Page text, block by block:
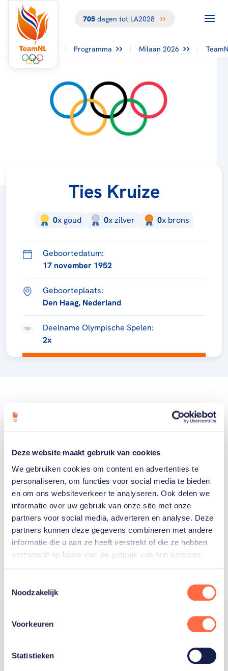
Deze website maakt gebruik van cookies
We gebruiken cookies om content en advertenties te
personaliseren, om functies voor social media te bieden
en om ons websiteverkeer te analyseren. Ook delen we
informatie over uw gebruik van onze site met onze
partners voor social media, adverteren en analyse. Deze
partners kunnen deze gegevens combineren met andere
informatie die u aan ze heeft verstrekt of die ze hebben
verzameld op basis van uw gebruik van hun services.
Noodzakelijk
Voorkeuren
Statistieken
705dagen tot LA2028
Programma Milaan 2026
Ties Kruize
0x goud 0xzilver 0x brons
Geboortedatum:
17 november 1952
Geboorteplaats:
Den Haag, Nederland
Deelname Olympische Spelen:
2x
Welke Nederlanders hebben er
ooit meegedaan aan de
Olympische Spelen?
Trotse hoofdsponsor